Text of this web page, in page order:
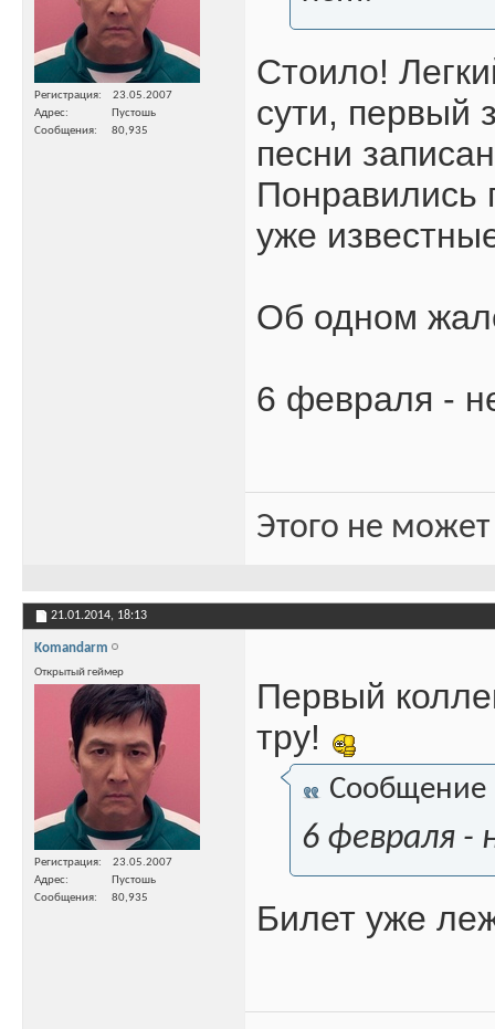
Регистрация
23.05.2007
Адрес
Пустошь
Сообщения
80,935
Стоило!
сути, первый
песни
Понравились
уже
Об одном
6 февраля -
Этого не
21.01.2014, 18:13
Komandarm
Открытый геймер
Регистрация
23.05.2007
Адрес
Пустошь
Сообщения
80,935
Первый
тру!
Сообщение
6 февраля -
Билет уже